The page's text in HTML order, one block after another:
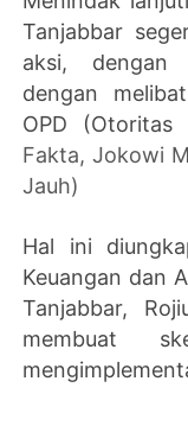
Tanjabbar
aksi, dengan
dengan
OPD (Otoritas
Fakta, Jokowi
Jauh)
Hal ini
Keuangan dan
Tanjabbar,
membuat